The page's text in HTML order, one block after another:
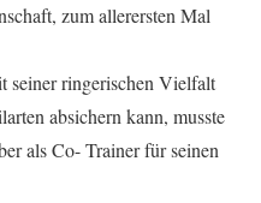
zum allerersten Mal
seiner ringerischen Vielfalt
absichern kann, musste
als Co- Trainer für seinen